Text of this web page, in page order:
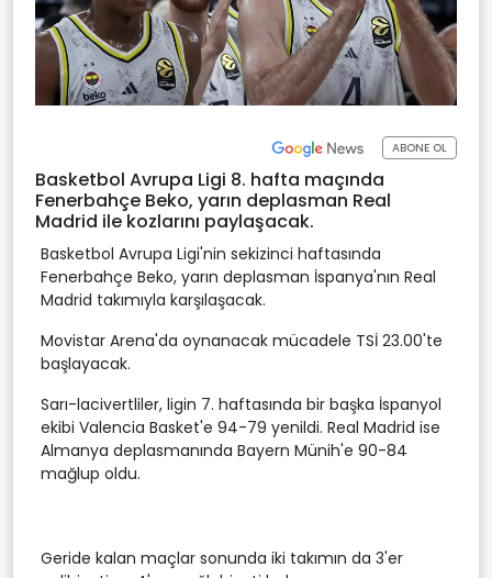
ABONE OL
Basketbol Avrupa Ligi 8. hafta maçında
Fenerbahçe Beko, yarın deplasman Real
Madrid ile kozlarını paylaşacak.
Basketbol Avrupa Ligi'nin sekizinci haftasında
Fenerbahçe Beko, yarın deplasman İspanya'nın Real
Madrid takımıyla karşılaşacak.
Movistar Arena'da oynanacak mücadele TSİ 23.00'te
başlayacak.
Sarı-lacivertliler, ligin 7. haftasında bir başka İspanyol
ekibi Valencia Basket'e 94-79 yenildi. Real Madrid ise
Almanya deplasmanında Bayern Münih'e 90-84
mağlup oldu.
Geride kalan maçlar sonunda iki takımın da 3'er